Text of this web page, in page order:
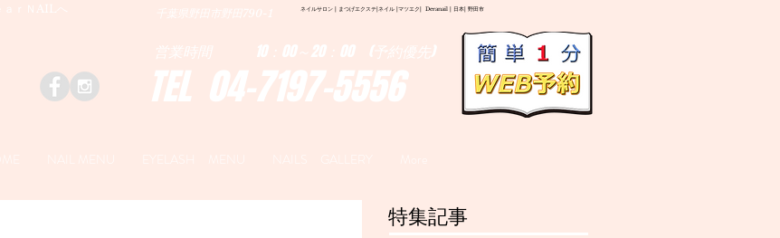
ａｒＮAILへ ネイルサロン | まつげエクステ|ネイル |マツエク| Deranail | 日本| 野田市
千葉県野田市野田790-1
TEL 04-7197-5556
営業時間 10：00～20：00 (予約優先)
特集記事